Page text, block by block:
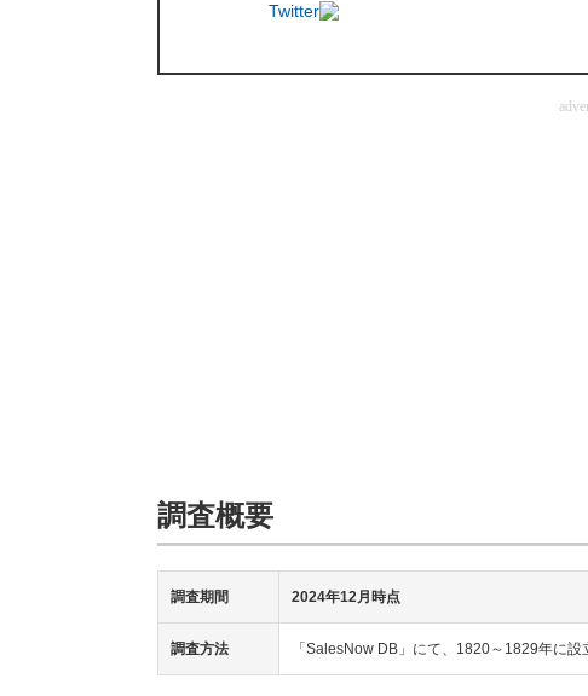
Twitter
調査概要
調査期間 2024年12月時点
調査方法 「SalesNow DB」にて、1820～1829年に